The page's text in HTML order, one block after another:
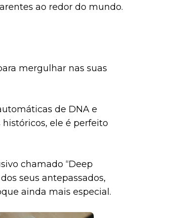
ao redor do mundo.
mergulhar nas suas
de DNA e
ele é perfeito
chamado “Deep
seus antepassados,
ainda mais especial.